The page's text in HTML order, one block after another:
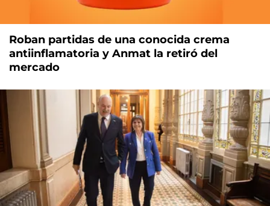
Roban partidas de una conocida crema
antiinflamatoria y Anmat la retiró del
mercado